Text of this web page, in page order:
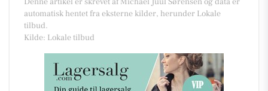
automatisk hentet fra eksterne kilder, herunder Lokale
tilbud.
Kilde: Lokale tilbud